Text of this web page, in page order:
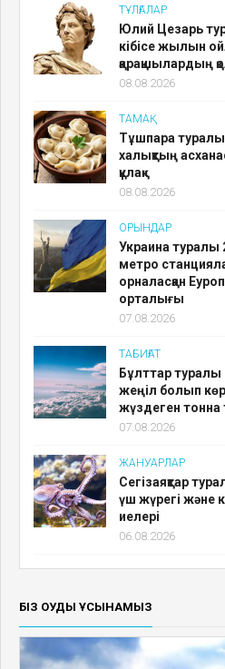
ТҰЛҒАЛАР
Юлий Цезарь
кібісе жылын
қарақшылардың
08.08.2026
ТАМАҚ
Тұшпара туралы
халықтың
құлақ»
08.08.2026
ОРЫНДАР
Украина туралы
метро
орналасқан
орталығы
07.08.2026
ТАБИҒАТ
Бұлттар туралы
жеңіл болып
жүздеген тонна
07.08.2026
ЖАНУАРЛАР
Сегізаяқтар
үш жүрегі және
иелері
06.08.2026
БІЗ ОҚУДЫ ҰСЫНАМЫЗ